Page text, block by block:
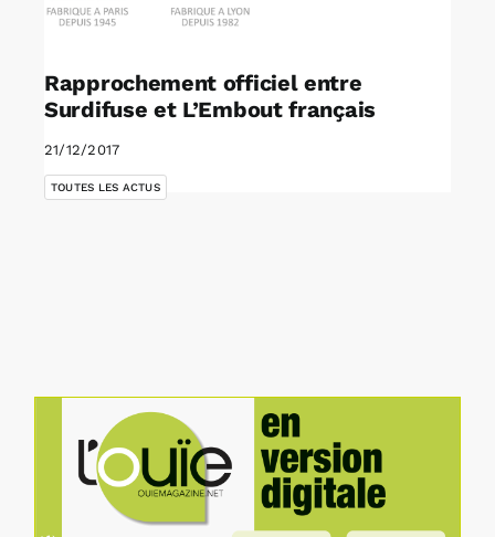
Rapprochement officiel entre
Surdifuse et L’Embout français
21/12/2017
TOUTES LES ACTUS